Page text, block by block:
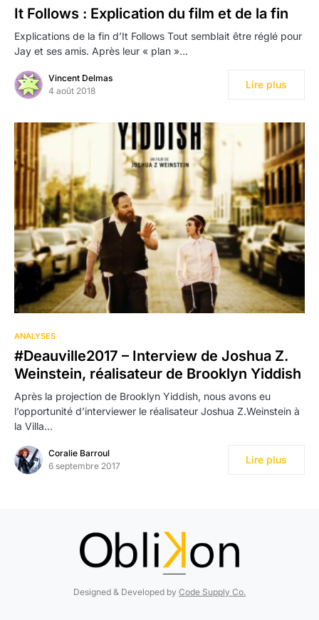
It Follows : Explication du film et de la fin
Explications de la fin d’It Follows Tout semblait être réglé pour
Jay et ses amis. Après leur « plan »…
Vincent Delmas
4 août 2018
Lire plus
ANALYSES
#Deauville2017 – Interview de Joshua Z.
Weinstein, réalisateur de Brooklyn Yiddish
Après la projection de Brooklyn Yiddish, nous avons eu
l’opportunité d’interviewer le réalisateur Joshua Z.Weinstein à
la Villa…
Coralie Barroul
6 septembre 2017
Lire plus
Designed & Developed by Code Supply Co.